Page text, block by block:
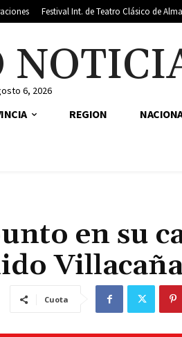
Festival Int. de Teatro Clásico de
6, 2026
REGION
en su
Cuota